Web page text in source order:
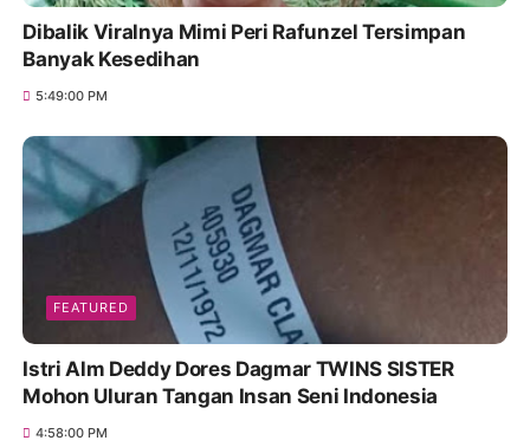
Dibalik Viralnya Mimi Peri Rafunzel Tersimpan
Banyak Kesedihan
5:49:00 PM
FEATURED
Istri Alm Deddy Dores Dagmar TWINS SISTER
Mohon Uluran Tangan Insan Seni Indonesia
4:58:00 PM